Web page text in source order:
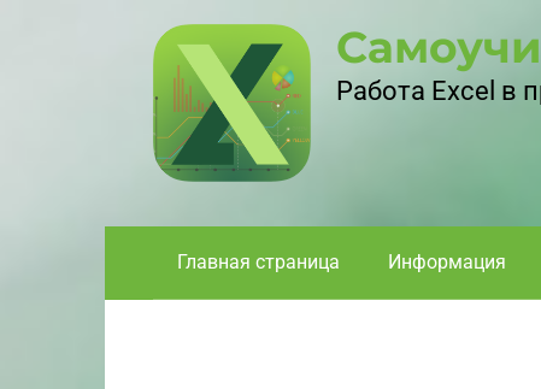
Работа Excel в
Главная страница Информация